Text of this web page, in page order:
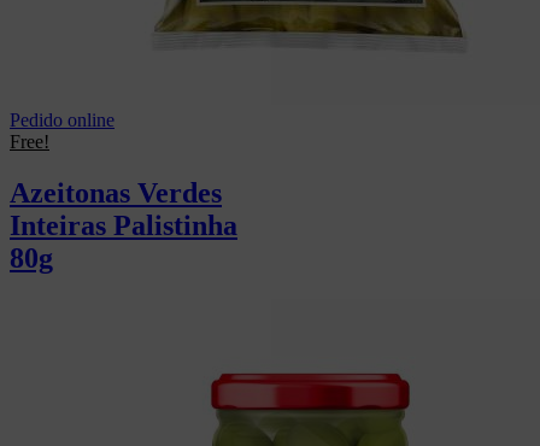
Pedido online
Free!
Azeitonas Verdes
Inteiras Palistinha
80g